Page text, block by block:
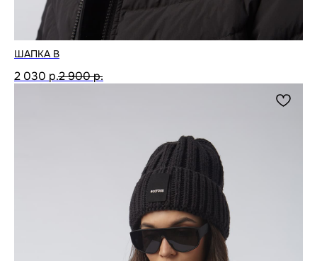
ШАПКА B
2 030 р.2 900р.